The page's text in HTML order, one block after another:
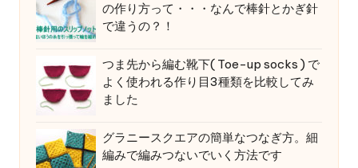
の作り方って・・・なんで棒針とかぎ針
で違うの？！
つま先から編む靴下( Toe-up socks ) で
よく使われる作り目3種類を比較してみ
ました
グラニースクエアの簡単なつなぎ方。細
編みで編みつないでいく方法です